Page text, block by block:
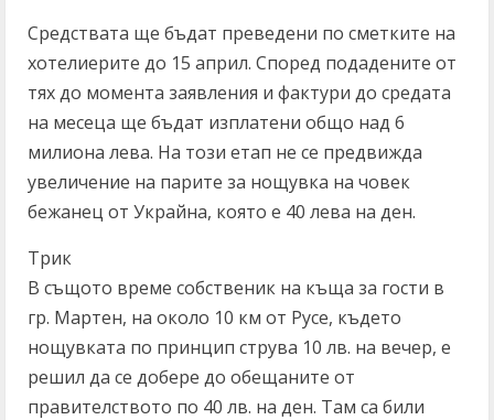
Средствата ще бъдат преведени по сметките на
хотелиерите до 15 април. Според подадените от
тях до момента заявления и фактури до средата
на месеца ще бъдат изплатени общо над 6
милиона лева. На този етап не се предвижда
увеличение на парите за нощувка на човек
бежанец от Украйна, която е 40 лева на ден.
Трик
В същото време собственик на къща за гости в
гр. Мартен, на около 10 км от Русе, където
нощувката по принцип струва 10 лв. на вечер, е
решил да се добере до обещаните от
правителството по 40 лв. на ден. Там са били